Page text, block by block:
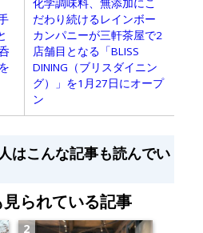
化学調味料、無添加にこ
だわり続けるレインボー
カンパニーが三軒茶屋で2
店舗目となる「BLISS
DINING（ブリスダイニン
グ）」を1月27日にオープ
ン
はこんな記事も読んでい
られている記事